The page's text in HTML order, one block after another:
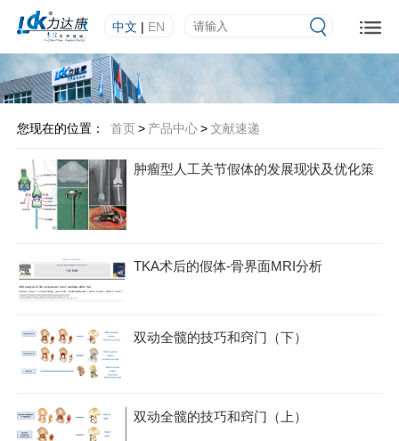
中文 | EN
您现在的位置： 首页> 产品中心>文献速递
肿瘤型人工关节假体的发展现状及优化策
TKA术后的假体-骨界面MRI分析
双动全髋的技巧和窍门（下）
双动全髋的技巧和窍门（上）